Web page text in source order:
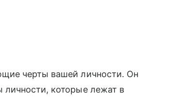
черты вашей личности. Он
личности, которые лежат в